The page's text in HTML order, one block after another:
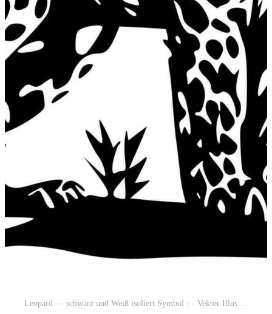
Leopard - - schwarz und Weiß isoliert Symbol - - Vektor Illustration Pro-Vektor und Pro-SVG